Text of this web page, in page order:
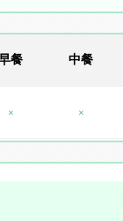
餐 中餐
× ×